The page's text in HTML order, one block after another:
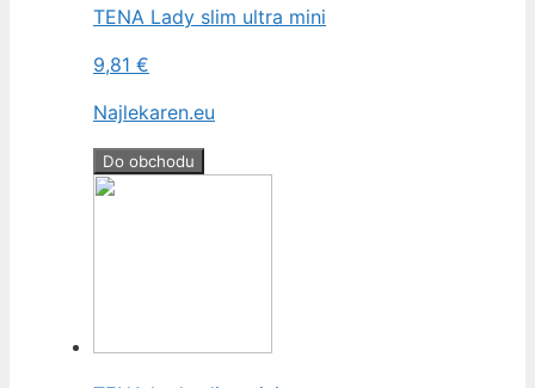
TENA Lady slim ultra mini
9,81 €
Najlekaren.eu
Do obchodu